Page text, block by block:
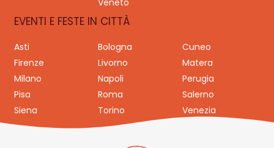
EVENTI E FESTE IN CITTÀ
Asti Bologna
Cuneo
Firenze
Livorno
Matera
Milano
Napoli
Perugia
Pisa
Roma
Salerno
Siena
Torino Venezia